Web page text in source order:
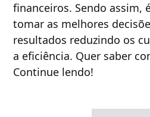
financeiros. Sendo
tomar as melhores
resultados reduzindo os
a eficiência. Quer saber
Continue lendo!